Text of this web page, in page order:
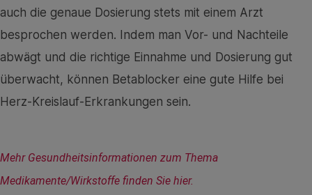
auch die genaue Dosierung stets mit einem Arzt
besprochen werden. Indem man Vor- und Nachteile
abwägt und die richtige Einnahme und Dosierung gut
überwacht, können Betablocker eine gute Hilfe bei
Herz-Kreislauf-Erkrankungen sein.
Mehr Gesundheitsinformationen zum Thema
Medikamente/Wirkstoffe finden Sie hier.